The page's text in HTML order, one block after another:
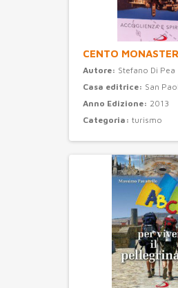
CENTO
Autore: Stefano Di Pea
Casa editrice: San
Anno Edizione: 2013
Categoria: turismo